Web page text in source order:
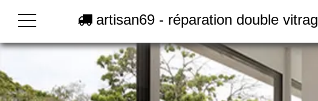
artisan69 - réparation double